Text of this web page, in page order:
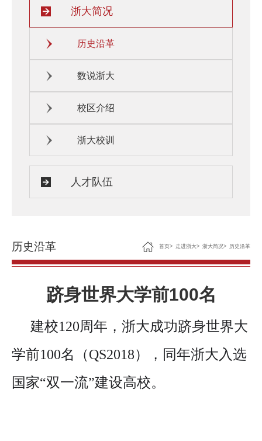
服务保障
浙大简况
历史沿革
数说浙大
校区介绍
浙大校训
人才队伍
历史沿革 首页> 走进浙大> 浙大简况> 历史沿革
跻身世界大学前100名
建校120周年，浙大成功跻身世界大
学前100名（QS2018），同年浙大入选
国家“双一流”建设高校。